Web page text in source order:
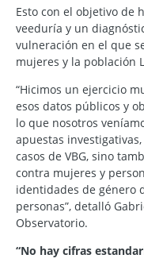
Esto con el objetivo de
veeduría y un
vulneración en el que
mujeres y la población
“Hicimos un ejercicio
esos datos públicos y
lo que nosotros
apuestas
casos de VBG, sino
contra mujeres y
identidades de género
personas”, detalló
Observatorio.
“No hay cifras